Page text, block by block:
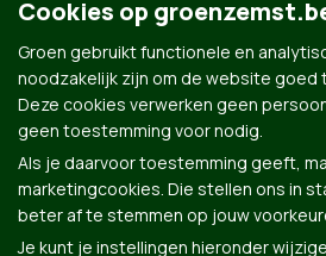
Cookies op
Groen gebruikt functionele en
noodzakelijk zijn om de website goed
Deze cookies verwerken geen
geen toestemming voor nodig.
Als je daarvoor toestemming geeft,
marketingcookies. Die stellen ons in
beter af te stemmen op jouw
Je kunt je instellingen hieronder